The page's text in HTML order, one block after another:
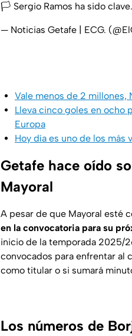
🏳️ Sergio Ramos ha sido clave.
— Noticias Getafe | ECG.
Vale menos de 2 millones,
Lleva cinco goles en ocho
Europa
Hoy día es uno de los
Getafe hace oído
Mayoral
A pesar de que Mayoral esté
en la convocatoria para su
inicio de la temporada 2025/
convocados para enfrentar al
como titular o si sumará
Los números de